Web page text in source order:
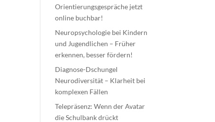
Orientierungsgespräche jetzt
online buchbar!
Neuropsychologie bei Kindern
und Jugendlichen – Früher
erkennen, besser fördern!
Diagnose-Dschungel
Neurodiversität – Klarheit bei
komplexen Fällen
Telepräsenz: Wenn der Avatar
die Schulbank drückt